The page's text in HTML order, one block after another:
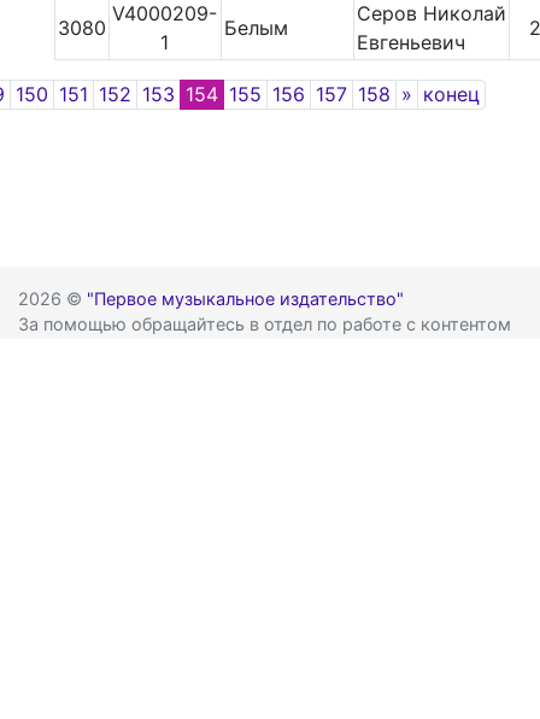
3080
V4000209-
1
Белым
Серов Николай
Евгеньевич
150 151 152 153 154 155 156 157 158 » Next
конец
2026 © "Первое музыкальное издательство"
За помощью обращайтесь в отдел по работе с контентом